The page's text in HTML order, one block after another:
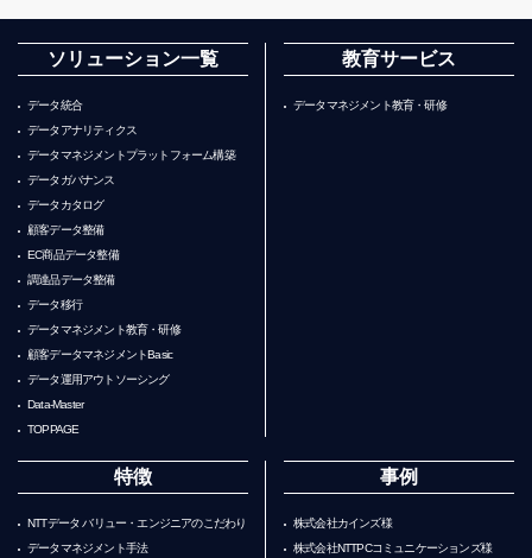
ソリューション一覧
データ統合
データアナリティクス
データマネジメントプラットフォーム構築
データガバナンス
データカタログ
顧客データ整備
EC商品データ整備
調達品データ整備
データ移行
データマネジメント教育・研修
顧客データマネジメントBasic
データ運用アウトソーシング
Data-Master
TOPPAGE
教育サービス
データマネジメント教育・研修
特徴
NTTデータ バリュー・エンジニアのこだわり
データマネジメント手法
事例
株式会社カインズ様
株式会社NTTPCコミュニケーションズ様